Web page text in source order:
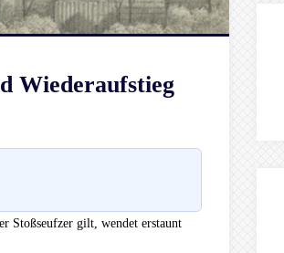
Wiederaufstieg
Stoßseufzer gilt, wendet erstaunt